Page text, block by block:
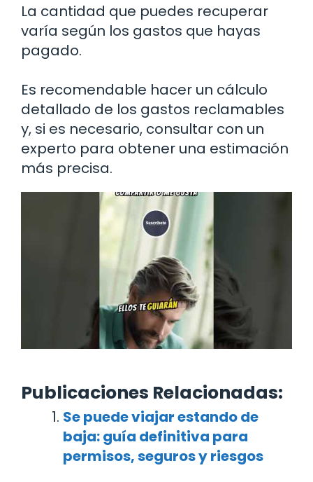
La cantidad que puedes recuperar
varía según los gastos que hayas
pagado.
Es recomendable hacer un cálculo
detallado de los gastos reclamables
y, si es necesario, consultar con un
experto para obtener una estimación
más precisa.
Publicaciones Relacionadas:
Se puede viajar estando de
baja: guía definitiva para
permisos, seguros y riesgos